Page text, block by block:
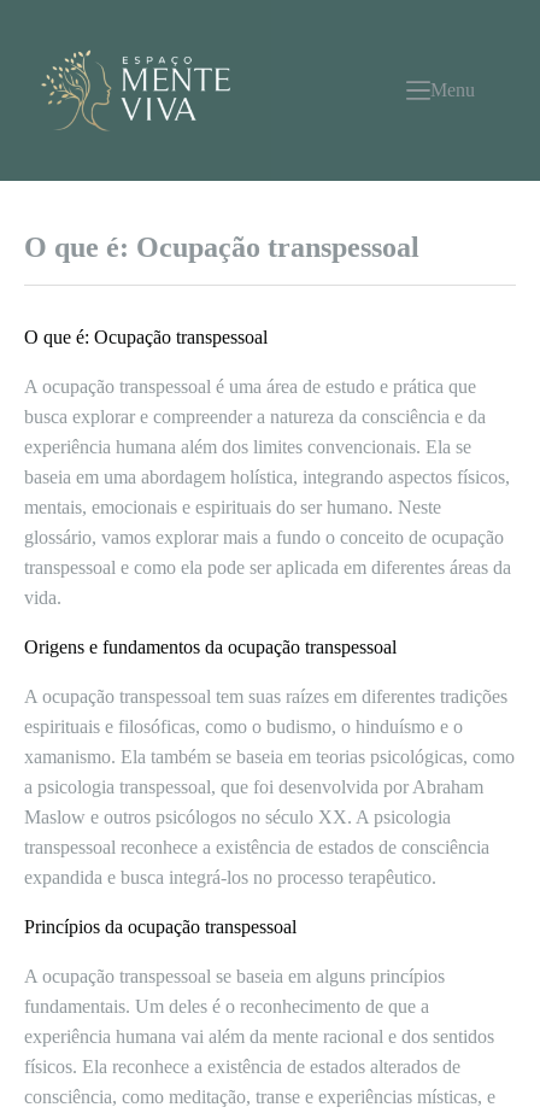
conteúdo
Menu
O que é: Ocupação transpessoal
O que é: Ocupação transpessoal
A ocupação transpessoal é uma área de estudo e prática que
busca explorar e compreender a natureza da consciência e da
experiência humana além dos limites convencionais. Ela se
baseia em uma abordagem holística, integrando aspectos físicos,
mentais, emocionais e espirituais do ser humano. Neste
glossário, vamos explorar mais a fundo o conceito de ocupação
transpessoal e como ela pode ser aplicada em diferentes áreas da
vida.
Origens e fundamentos da ocupação transpessoal
A ocupação transpessoal tem suas raízes em diferentes tradições
espirituais e filosóficas, como o budismo, o hinduísmo e o
xamanismo. Ela também se baseia em teorias psicológicas, como
a psicologia transpessoal, que foi desenvolvida por Abraham
Maslow e outros psicólogos no século XX. A psicologia
transpessoal reconhece a existência de estados de consciência
expandida e busca integrá-los no processo terapêutico.
Princípios da ocupação transpessoal
A ocupação transpessoal se baseia em alguns princípios
fundamentais. Um deles é o reconhecimento de que a
experiência humana vai além da mente racional e dos sentidos
físicos. Ela reconhece a existência de estados alterados de
consciência, como meditação, transe e experiências místicas, e